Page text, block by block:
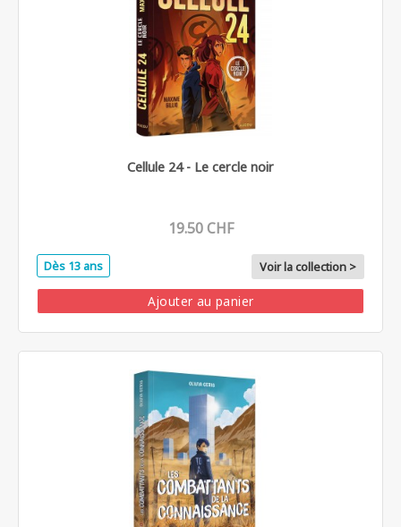
Cellule 24 - Le cercle noir
19.50 CHF
Dès 13 ans Voir la collection >
Ajouter au panier